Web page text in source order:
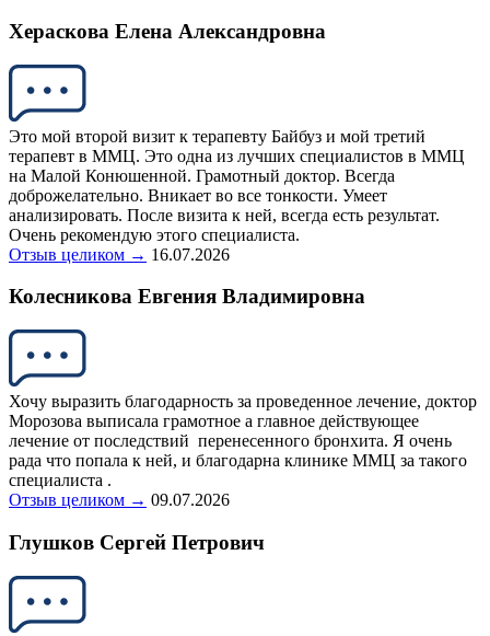
Хераскова Елена Александровна
Это мой второй визит к терапевту Байбуз и мой третий
терапевт в ММЦ. Это одна из лучших специалистов в ММЦ
на Малой Конюшенной. Грамотный доктор. Всегда
доброжелательно. Вникает во все тонкости. Умеет
анализировать. После визита к ней, всегда есть результат.
Очень рекомендую этого специалиста.
Отзыв целиком → 16.07.2026
Колесникова Евгения Владимировна
Хочу выразить благодарность за проведенное лечение, доктор
Морозова выписала грамотное а главное действующее
лечение от последствий перенесенного бронхита. Я очень
рада что попала к ней, и благодарна клинике ММЦ за такого
специалиста .
Отзыв целиком → 09.07.2026
Глушков Сергей Петрович